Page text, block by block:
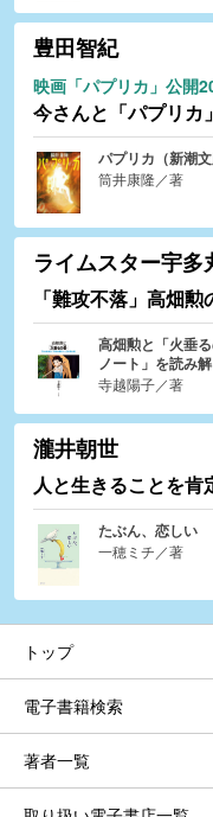
豊田智紀
映画「パプリカ」公開
今さんと「パプリカ」
パプリカ（新潮文
筒井康隆／著
ライムスター宇多
「難攻不落」高畑
高畑勲と「火垂
ノート」を読み
寺越陽子／著
瀧井朝世
人と生きることを
たぶん、恋しい
一穂ミチ／著
トップ
電子書籍検索
著者一覧